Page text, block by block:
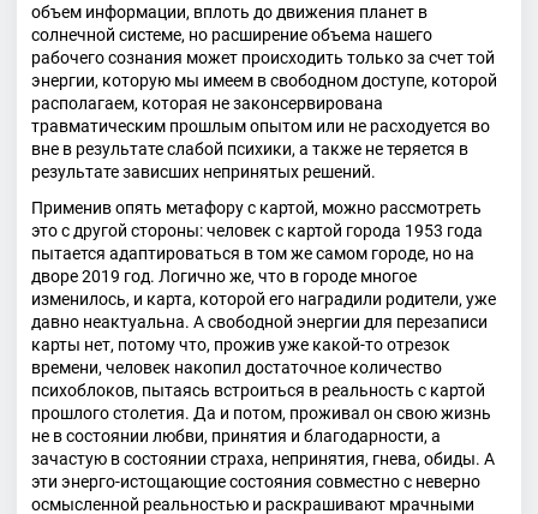
объем информации, вплоть до движения планет в
солнечной системе, но расширение объема нашего
рабочего сознания может происходить только за счет той
энергии, которую мы имеем в свободном доступе, которой
располагаем, которая не законсервирована
травматическим прошлым опытом или не расходуется во
вне в результате слабой психики, а также не теряется в
результате зависших непринятых решений.
Применив опять метафору с картой, можно рассмотреть
это с другой стороны: человек с картой города 1953 года
пытается адаптироваться в том же самом городе, но на
дворе 2019 год. Логично же, что в городе многое
изменилось, и карта, которой его наградили родители, уже
давно неактуальна. А свободной энергии для перезаписи
карты нет, потому что, прожив уже какой-то отрезок
времени, человек накопил достаточное количество
психоблоков, пытаясь встроиться в реальность с картой
прошлого столетия. Да и потом, проживал он свою жизнь
не в состоянии любви, принятия и благодарности, а
зачастую в состоянии страха, непринятия, гнева, обиды. А
эти энерго-истощающие состояния совместно с неверно
осмысленной реальностью и раскрашивают мрачными